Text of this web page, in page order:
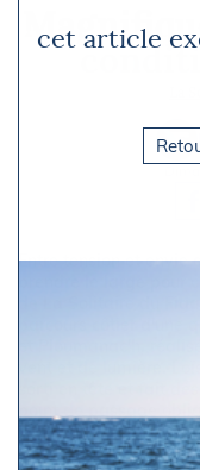
Entre tension et envie
prendre le large pour
parcours côtier d'une
et Ploumanac'h,
vent et de lumière,
sorti en tête et fait
point de passage
cet article